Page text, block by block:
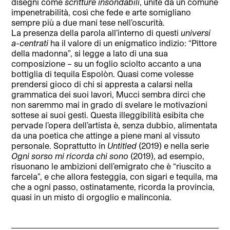
impenetrabilità, così che fede e arte somigliano
sempre più a due mani tese nell’oscurità.
La presenza della parola all’interno di questiuniversi
a-centrati ha il valore di un enigmatico indizio: “Pittore
della madonna”, si legge a lato di una sua
composizione – su un foglio sciolto accanto a una
bottiglia di tequila Espolòn. Quasi come volesse
prendersi gioco di chi si appresta a calarsi nella
grammatica dei suoi lavori, Mucci sembra dirci che
non saremmo mai in grado di svelare le motivazioni
sottese ai suoi gesti. Questa illeggibilità esibita che
pervade l’opera dell’artista è, senza dubbio, alimentata
da una poetica che attinge a piene mani al vissuto
personale. Soprattutto in Untitled (2019) e nella serie
Ogni sorso mi ricorda chi sono (2019), ad esempio,
risuonano le ambizioni dell’emigrato che è “riuscito a
farcela”, e che allora festeggia, con sigari e tequila, ma
che a ogni passo, ostinatamente, ricorda la provincia,
quasi in un misto di orgoglio e malinconia.